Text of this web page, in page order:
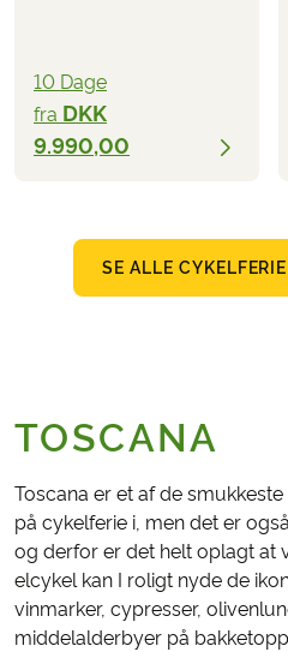
10 Dage
fra DKK
9.990,00
SE ALLE
TOSCANA
Toscana er et af de
på cykelferie i, men det er
og derfor er det helt oplagt at
elcykel kan I roligt nyde de
vinmarker, cypresser,
middelalderbyer på